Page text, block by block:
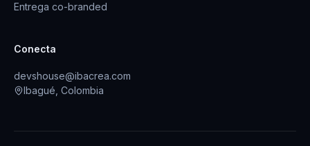
Entrega co-branded
Conecta
devshouse@ibacrea.com
Ibagué, Colombia